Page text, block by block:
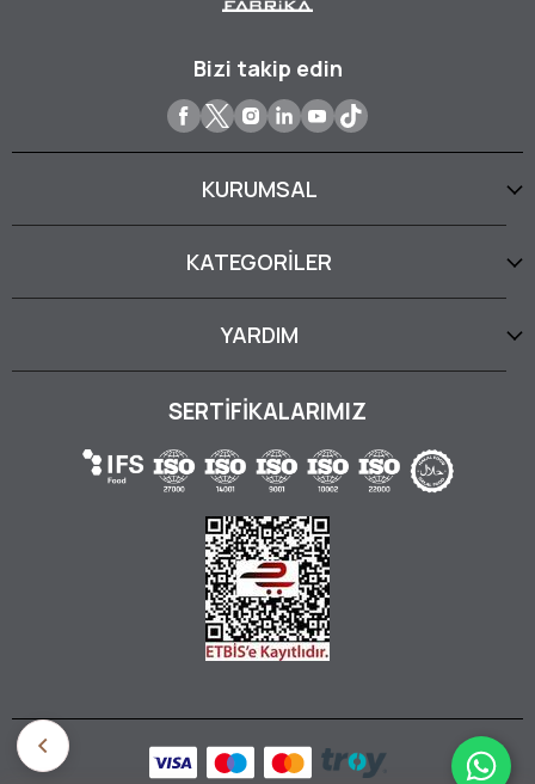
Bizi takip edin
KURUMSAL
KATEGORİLER
YARDIM
SERTİFİKALARIMIZ